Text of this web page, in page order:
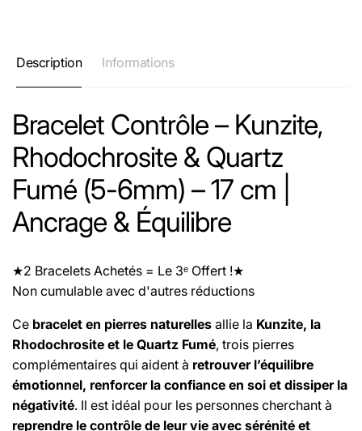
Description Informations
Bracelet Contrôle – Kunzite,
Rhodochrosite & Quartz
Fumé (5-6mm) – 17 cm |
Ancrage & Équilibre
★2 Bracelets Achetés = Le 3ᵉ Offert !★
Non cumulable avec d'autres réductions
Ce bracelet en pierres naturelles allie la Kunzite, la
Rhodochrosite et le Quartz Fumé, trois pierres
complémentaires qui aident à retrouver l’équilibre
émotionnel, renforcer la confiance en soi et dissiper la
négativité. Il est idéal pour les personnes cherchant à
reprendre le contrôle de leur vie avec sérénité et